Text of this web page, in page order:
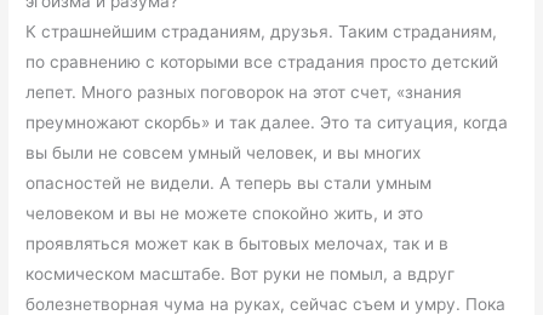
К страшнейшим страданиям, друзья. Таким страданиям,
по сравнению с которыми все страдания просто детский
лепет. Много разных поговорок на этот счет, «знания
преумножают скорбь» и так далее. Это та ситуация, когда
вы были не совсем умный человек, и вы многих
опасностей не видели. А теперь вы стали умным
человеком и вы не можете спокойно жить, и это
проявляться может как в бытовых мелочах, так и в
космическом масштабе. Вот руки не помыл, а вдруг
болезнетворная чума на руках, сейчас съем и умру. Пока